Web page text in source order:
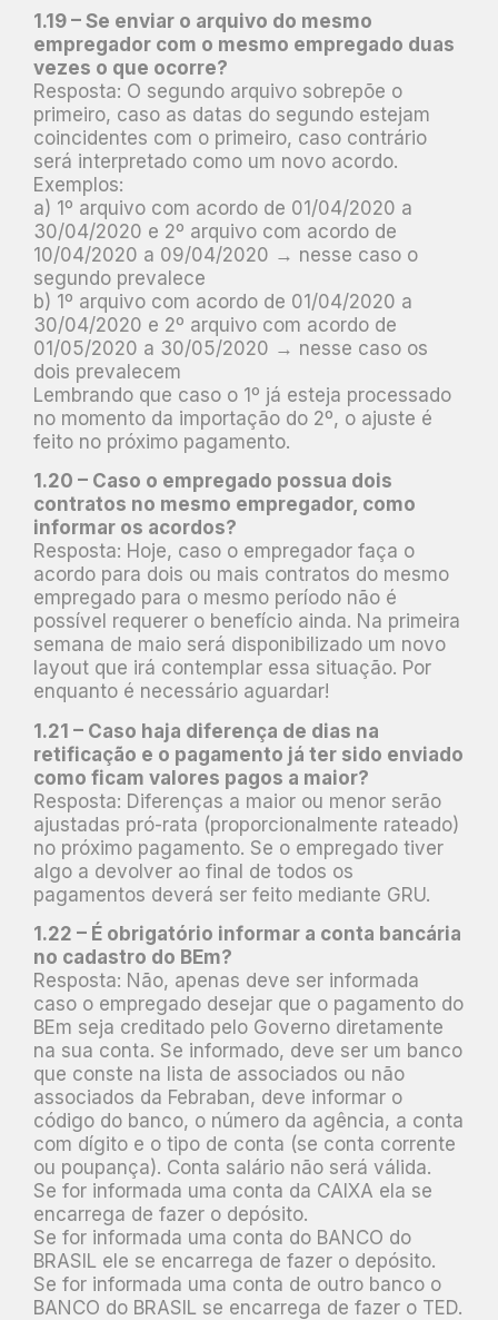
1.19 – Se enviar o arquivo do mesmo
empregador com o mesmo empregado duas
vezes o que ocorre?
Resposta: O segundo arquivo sobrepõe o
primeiro, caso as datas do segundo estejam
coincidentes com o primeiro, caso contrário
será interpretado como um novo acordo.
Exemplos:
a) 1º arquivo com acordo de 01/04/2020 a
30/04/2020 e 2º arquivo com acordo de
10/04/2020 a 09/04/2020 → nesse caso o
segundo prevalece
b) 1º arquivo com acordo de 01/04/2020 a
30/04/2020 e 2º arquivo com acordo de
01/05/2020 a 30/05/2020 → nesse caso os
dois prevalecem
Lembrando que caso o 1º já esteja processado
no momento da importação do 2º, o ajuste é
feito no próximo pagamento.
1.20 – Caso o empregado possua dois
contratos no mesmo empregador, como
informar os acordos?
Resposta: Hoje, caso o empregador faça o
acordo para dois ou mais contratos do mesmo
empregado para o mesmo período não é
possível requerer o benefício ainda. Na primeira
semana de maio será disponibilizado um novo
layout que irá contemplar essa situação. Por
enquanto é necessário aguardar!
1.21 – Caso haja diferença de dias na
retificação e o pagamento já ter sido enviado
como ficam valores pagos a maior?
Resposta: Diferenças a maior ou menor serão
ajustadas pró-rata (proporcionalmente rateado)
no próximo pagamento. Se o empregado tiver
algo a devolver ao final de todos os
pagamentos deverá ser feito mediante GRU.
1.22 – É obrigatório informar a conta bancária
no cadastro do BEm?
Resposta: Não, apenas deve ser informada
caso o empregado desejar que o pagamento do
BEm seja creditado pelo Governo diretamente
na sua conta. Se informado, deve ser um banco
que conste na lista de associados ou não
associados da Febraban, deve informar o
código do banco, o número da agência, a conta
com dígito e o tipo de conta (se conta corrente
ou poupança). Conta salário não será válida.
Se for informada uma conta da CAIXA ela se
encarrega de fazer o depósito.
Se for informada uma conta do BANCO do
BRASIL ele se encarrega de fazer o depósito.
Se for informada uma conta de outro banco o
BANCO do BRASIL se encarrega de fazer o TED.